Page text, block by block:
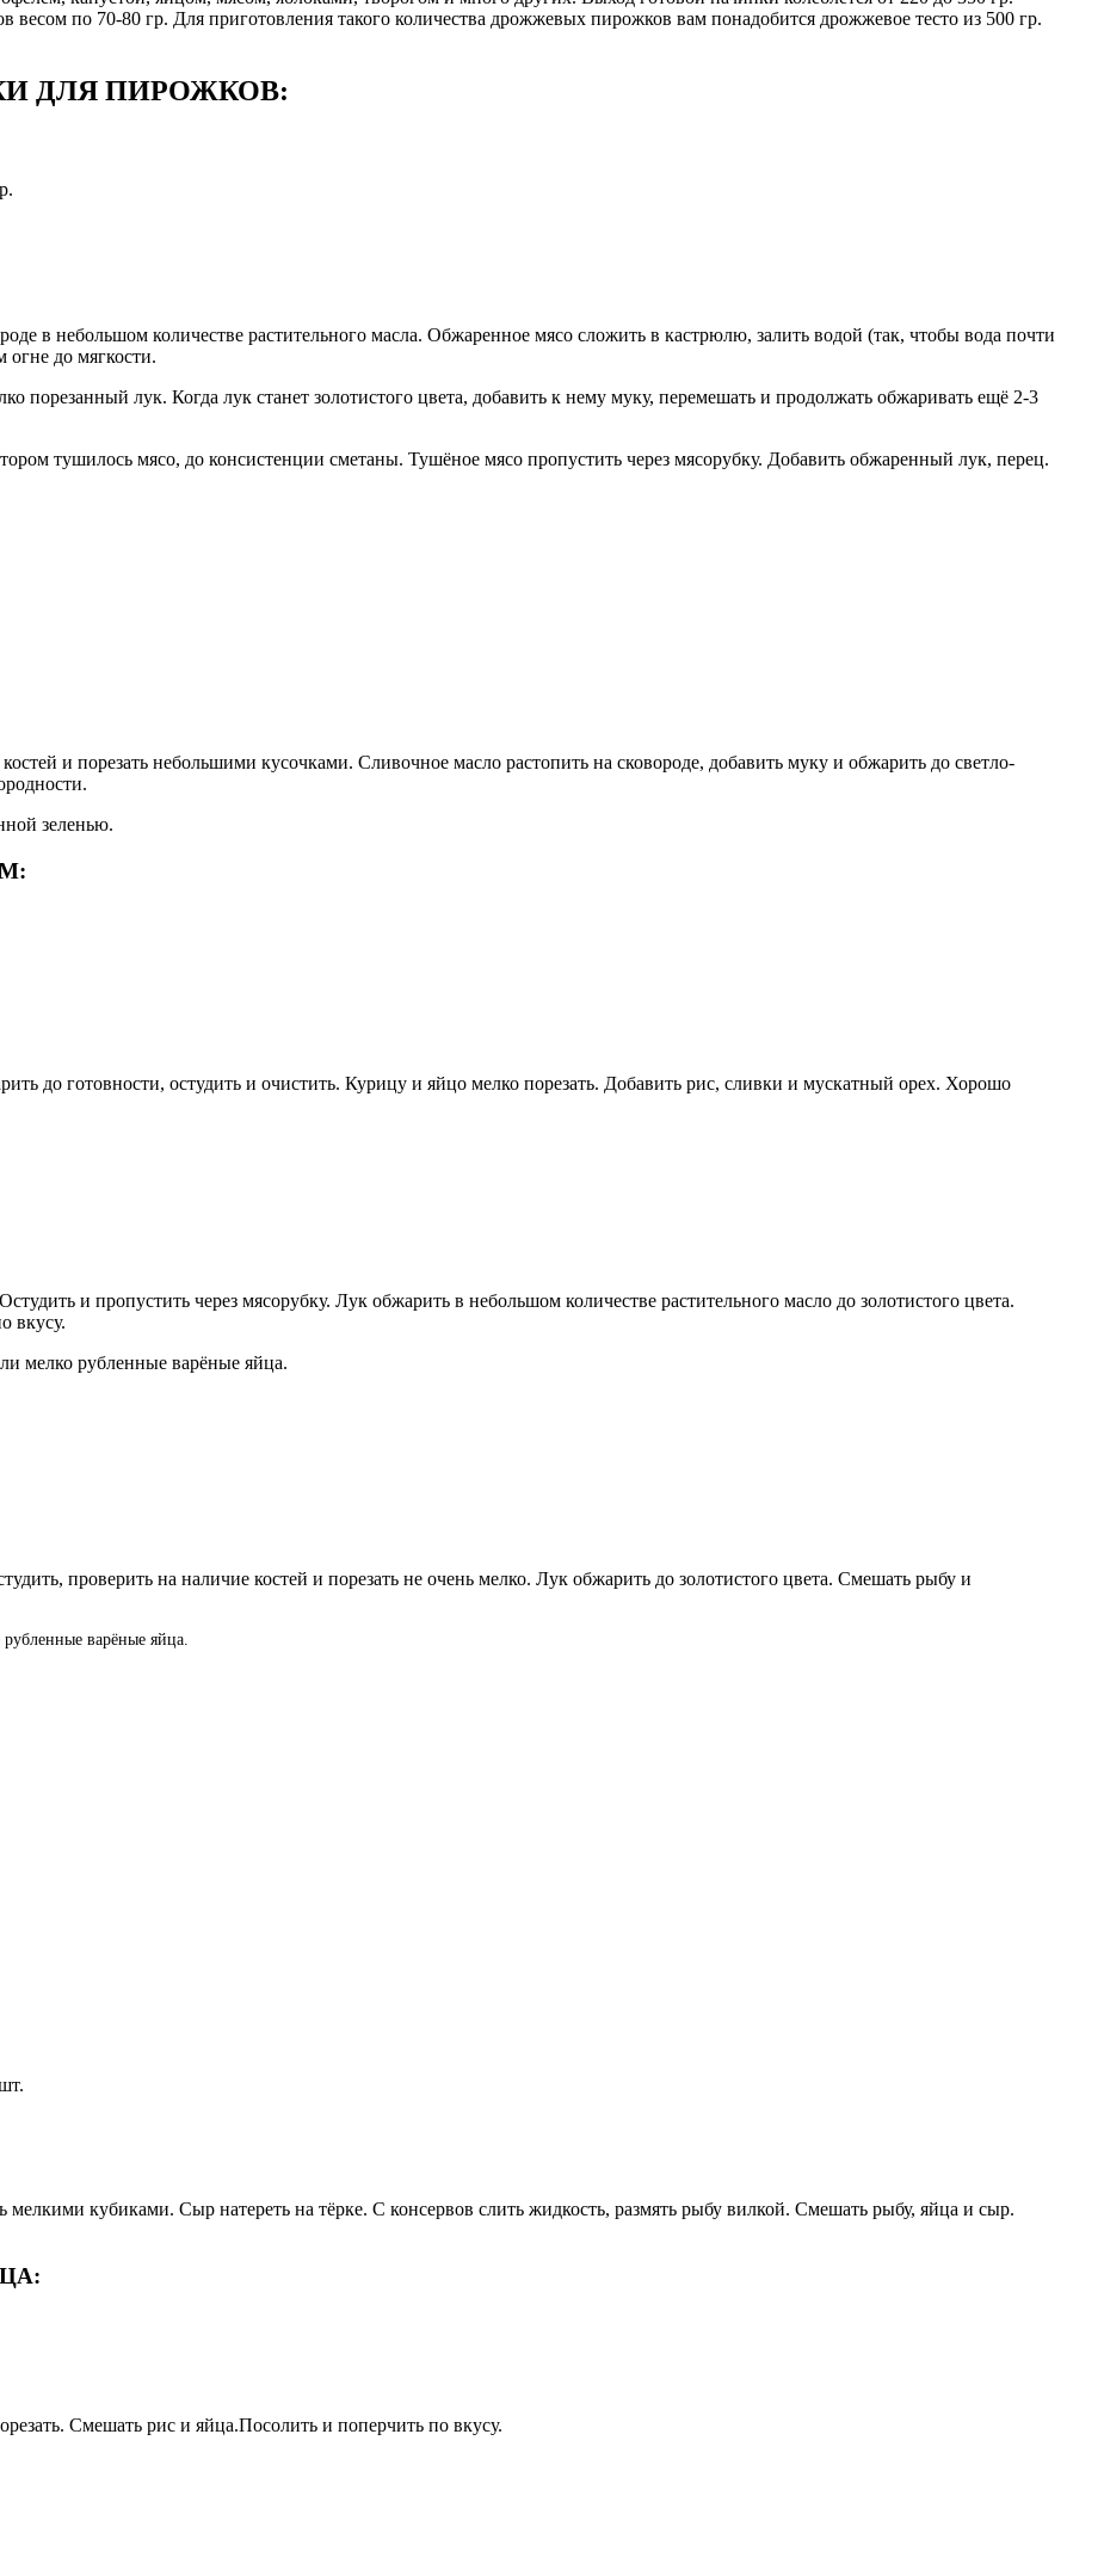
весом по 70-80 гр. Для приготовления такого количества дрожжевых пирожков вам понадобится дрожжевое тесто из 500 гр.
ДЛЯ ПИРОЖКОВ:
в небольшом количестве растительного масла. Обжаренное мясо сложить в кастрюлю, залить водой (так, чтобы вода почти
до мягкости.
порезанный лук. Когда лук станет золотистого цвета, добавить к нему муку, перемешать и продолжать обжаривать ещё 2-3
тушилось мясо, до консистенции сметаны. Тушёное мясо пропустить через мясорубку. Добавить обжаренный лук, перец.
и порезать небольшими кусочками. Сливочное масло растопить на сковороде, добавить муку и обжарить до светло-
зеленью.
до готовности, остудить и очистить. Курицу и яйцо мелко порезать. Добавить рис, сливки и мускатный орех. Хорошо
и пропустить через мясорубку. Лук обжарить в небольшом количестве растительного масло до золотистого цвета.
вкусу.
мелко рубленные варёные яйца.
проверить на наличие костей и порезать не очень мелко. Лук обжарить до золотистого цвета. Смешать рыбу и
варёные яйца.
мелкими кубиками. Сыр натереть на тёрке. С консервов слить жидкость, размять рыбу вилкой. Смешать рыбу, яйца и сыр.
Смешать рис и яйца.Посолить и поперчить по вкусу.